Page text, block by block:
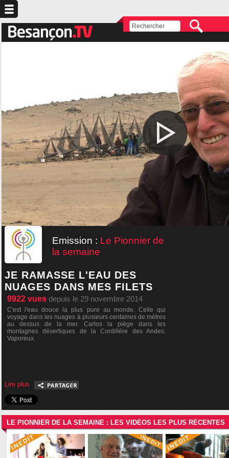
Emission : Le Pionnier de
la semaine
JE RAMASSE L'EAU DES
NUAGES DANS MES FILETS
9922 vues depuis le 29 novembre 2014
C'est l'eau douce la plus pure au monde. Celle qui
voyage dans les nuages à plusieurs centaines de mètres
au dessus de la mer. Carlos la piège dans les
montagnes désertiques de la Cordillère des Andes.
Vaporeux.
Lire plus
LE PIONNIER DE LA SEMAINE : LES VIDÉOS LES PLUS RÉCENTES